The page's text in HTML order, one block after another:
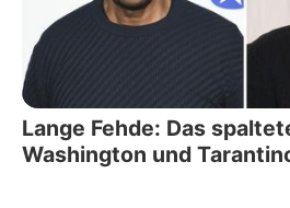
Lange Fehde: Das
Washington und